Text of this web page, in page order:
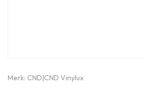
Merk: CND|CND Vinylux